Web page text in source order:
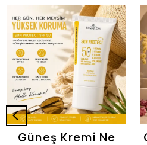
Güneş Kremi Ne